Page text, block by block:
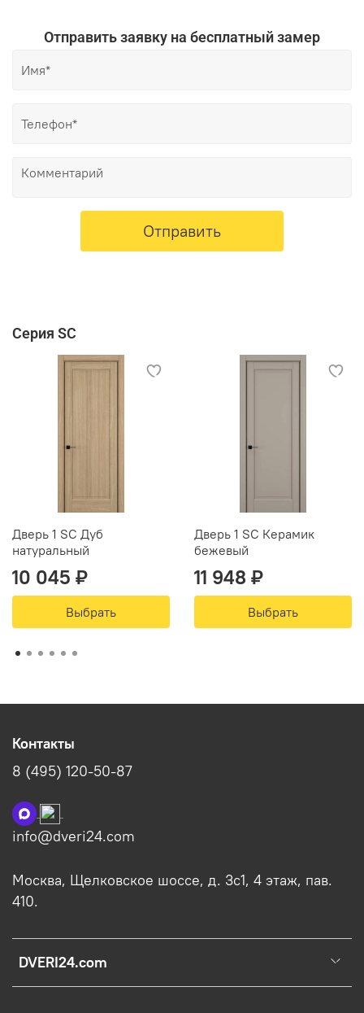
Отправить заявку на бесплатный замер
Отправить
Серия SC
Дверь 1 SC Дуб
натуральный
10 045 ₽
Выбрать
Дверь 1 SC Керамик
бежевый
11 948 ₽
Выбрать
DVERI24.com
Контакты
8 (495) 120-50-87
info@dveri24.com
Москва, Щелковское шоссе, д. 3с1, 4 этаж, пав.
410.